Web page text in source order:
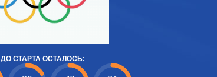
ДО СТАРТА ОСТАЛОСЬ: